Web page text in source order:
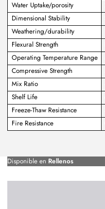
Water Uptake/porosity
Dimensional Stability
Weathering/durability
Flexural Strength
Operating Temperature Range
Compressive Strength
Mix Ratio
Shelf Life
Freeze-Thaw Resistance
Fire Resistance
Disponible en Rellenos